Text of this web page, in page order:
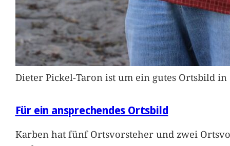
Dieter Pickel-Taron ist um ein gutes Ortsbild
Für ein ansprechendes Ortsbild
Karben hat fünf Ortsvorsteher und zwei